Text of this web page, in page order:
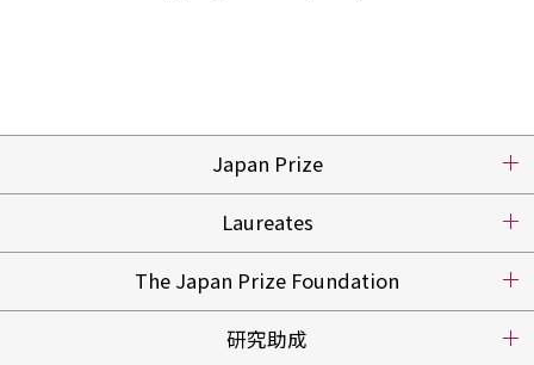
Japan Prize
Laureates
The Japan Prize Foundation
研究助成